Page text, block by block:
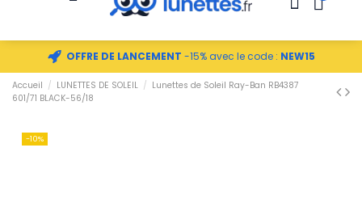
OFFRE DE LANCEMENT -15% avec le code : NEW15
Accueil LUNETTES DE SOLEIL
Lunettes de Soleil Ray-Ban RB4387
601/71 BLACK-56/18
-10%